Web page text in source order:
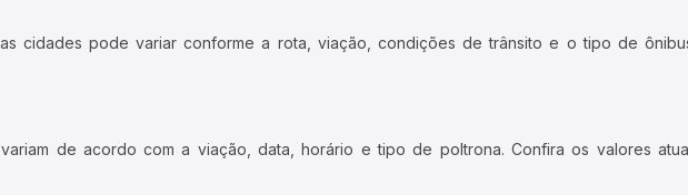
cidades pode variar conforme a rota, viação, condições de trânsito e o tipo de
de acordo com a viação, data, horário e tipo de poltrona. Confira os valores